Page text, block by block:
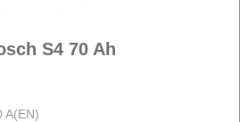
S4 70 Ah
A(EN)